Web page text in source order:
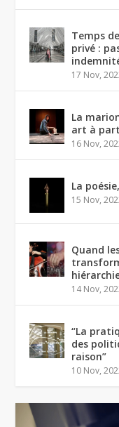
Temps
privé :
17 Nov,
La
art à
16 Nov,
La
15 Nov,
Quand
14 Nov,
“La
des
raison”
10 Nov,